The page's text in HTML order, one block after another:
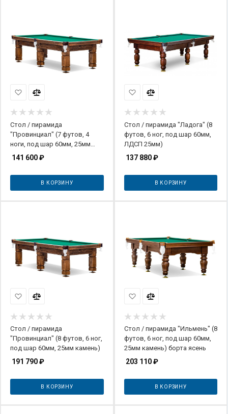
Стол / пирамида
"Провинциал" (7 футов, 4
ноги, под шар 60мм, 25мм
камень)
141 600₽
В КОРЗИНУ
Стол / пирамида "Ладога" (8
футов, 6 ног, под шар 60мм,
ЛДСП 25мм)
137 880₽
В КОРЗИНУ
Стол / пирамида
"Провинциал" (8 футов, 6 ног,
под шар 60мм, 25мм камень)
191 790₽
В КОРЗИНУ
Стол / пирамида "Ильмень" (8
футов, 6 ног, под шар 60мм,
25мм камень) борта ясень
203 110₽
В КОРЗИНУ